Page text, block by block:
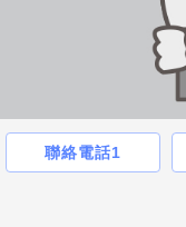
聯絡電話1